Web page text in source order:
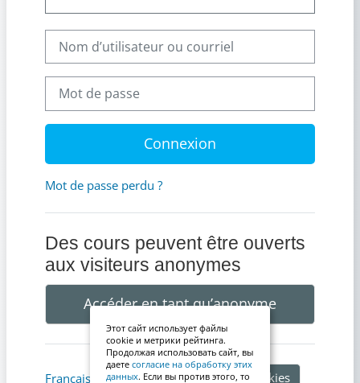
Mot de passe
Connexion
Mot de passe perdu ?
Des cours peuvent être ouverts
aux visiteurs anonymes
Accéder en tant qu’anonyme
Français ‎(fr)‎ Avis relatif aux cookies
Этот сайт использует файлы
cookie и метрики рейтинга.
Продолжая использовать сайт, вы
даете согласие на обработку этих
данных. Если вы против этого, то